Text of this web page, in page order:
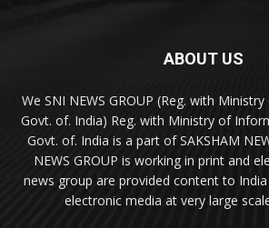
ABOUT US
We SNI NEWS GROUP (Reg. with
Govt. of. India) Reg. with Ministry of
Govt. of. India is a part of SAKSHAM
NEWS GROUP is working in print and
news group are provided content to
electronic media at very large